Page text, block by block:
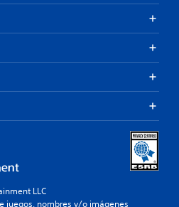
LLC
juegos, nombres y/o imágenes